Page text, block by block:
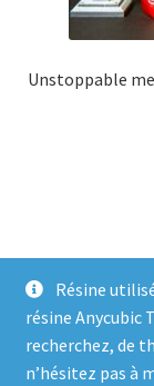
Résine
résine Anycubic
recherchez, de
n’hésitez pas à
Unstoppable